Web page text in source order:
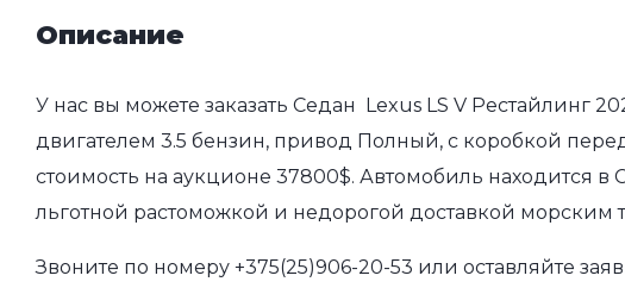
Описание
У нас вы можете заказать Седан Lexus LS V Рестайлинг
двигателем 3.5 бензин, привод Полный, с коробкой
стоимость на аукционе 37800$. Автомобиль находится в
льготной растоможкой и недорогой доставкой морским
Звоните по номеру +375(25)906-20-53 или оставляйте